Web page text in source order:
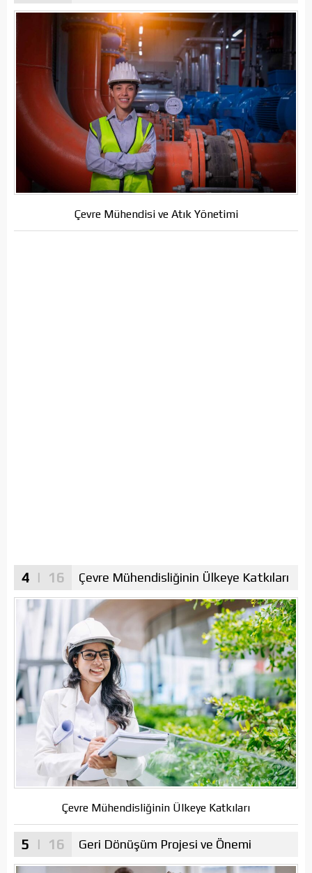
Çevre Mühendisi ve Atık Yönetimi
4 | 16 Çevre Mühendisliğinin Ülkeye Katkıları
Çevre Mühendisliğinin Ülkeye Katkıları
5 | 16 Geri Dönüşüm Projesi ve Önemi